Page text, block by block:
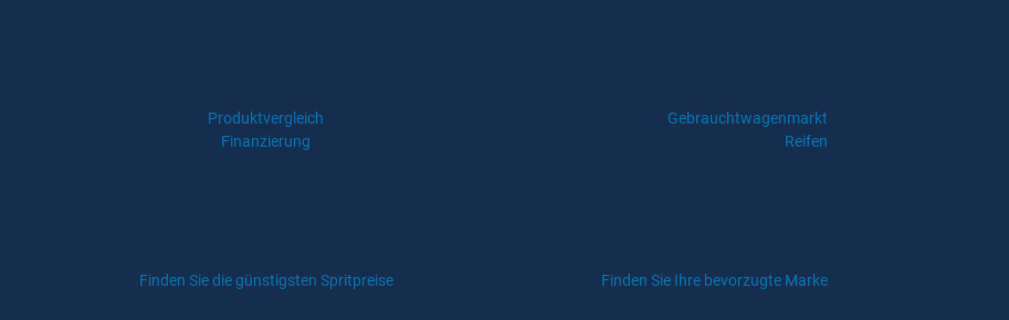
Produktvergleich
Gebrauchtwagenmarkt
Finanzierung
Reifen
Finden Sie die günstigsten Spritpreise Finden Sie Ihre bevorzugte Marke